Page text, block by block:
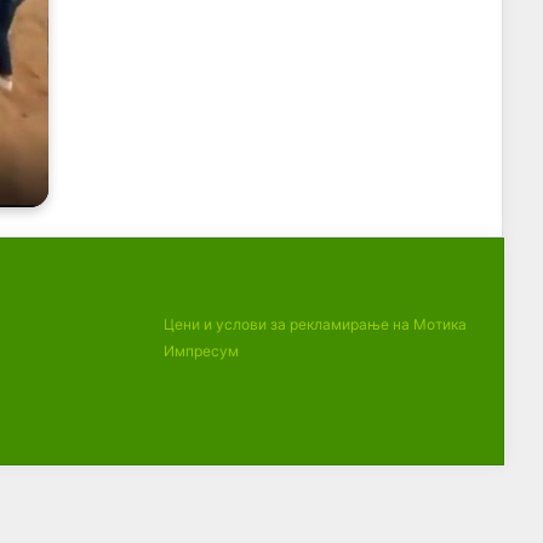
Цени и услови за рекламирање на Мотика
Импресум